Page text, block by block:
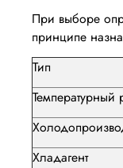
При выборе
принципе
Тип
Хладагент